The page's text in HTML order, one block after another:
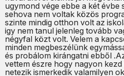
ugymond vége ebbe a két évbe
sehova nem voltak közös
szinte mindig otthon volt az
igy nem tanul jelenleg tovább
négyfal közt volt. Velem a
minden megbeszélünk
és probálom kirángatni ebből
vettem észre hogy nagyon
netezik ismerkedik valamilyen